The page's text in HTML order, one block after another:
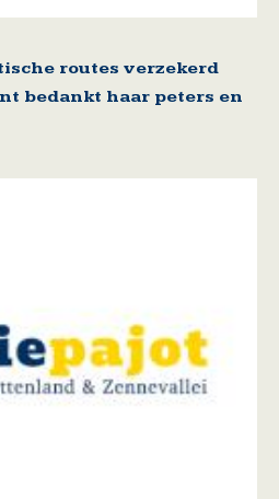
routes verzekerd
bedankt haar peters en